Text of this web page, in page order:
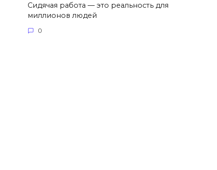
Сидячая работа — это реальность для
миллионов людей
0